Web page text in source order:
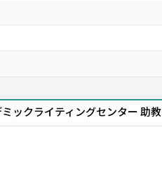
ックライティングセンター 助教